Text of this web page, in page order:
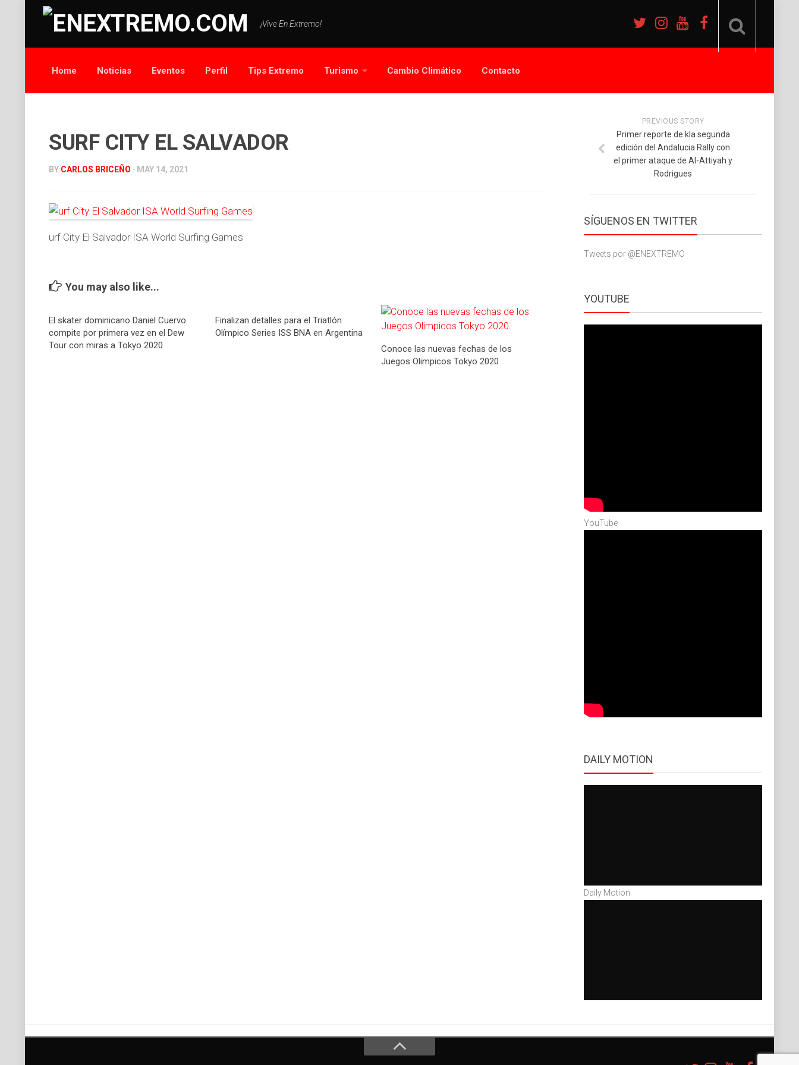
¡Vive En Extremo!
Home Noticias Eventos Perfil Tips Extremo Turismo Cambio Climático Contacto
SURF CITY EL SALVADOR
BY CARLOS BRICEÑO · MAY 14, 2021
urf City El Salvador ISA World Surfing Games
You may also like...
El skater dominicano Daniel Cuervo
compite por primera vez en el Dew
Tour con miras a Tokyo 2020
Finalizan detalles para el Triatlón
Olímpico Series ISS BNA en Argentina
Conoce las nuevas fechas de los
Juegos Olimpicos Tokyo 2020
PREVIOUS STORY
Primer reporte de kla segunda
edición del Andalucia Rally con
el primer ataque de Al-Attiyah y
Rodrigues
SÍGUENOS EN TWITTER
Tweets por @ENEXTREMO
YOUTUBE
YouTube
DAILY MOTION
Daily Motion